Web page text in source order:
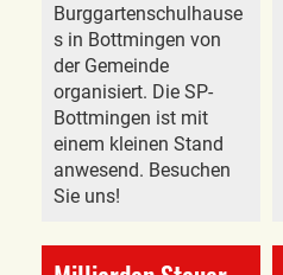
Burggartenschulhause
s in Bottmingen von
der Gemeinde
organisiert. Die SP-
Bottmingen ist mit
einem kleinen Stand
anwesend. Besuchen
Sie uns!